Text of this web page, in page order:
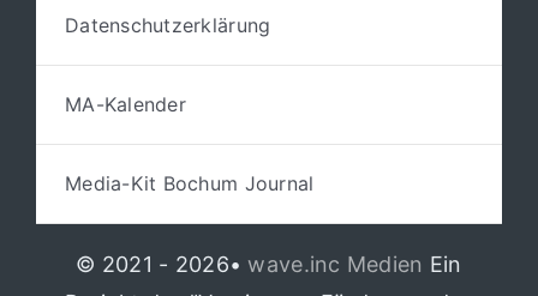
Datenschutzerklärung
MA-Kalender
Media-Kit Bochum Journal
© 2021 - 2026•wave.inc Medien Ein